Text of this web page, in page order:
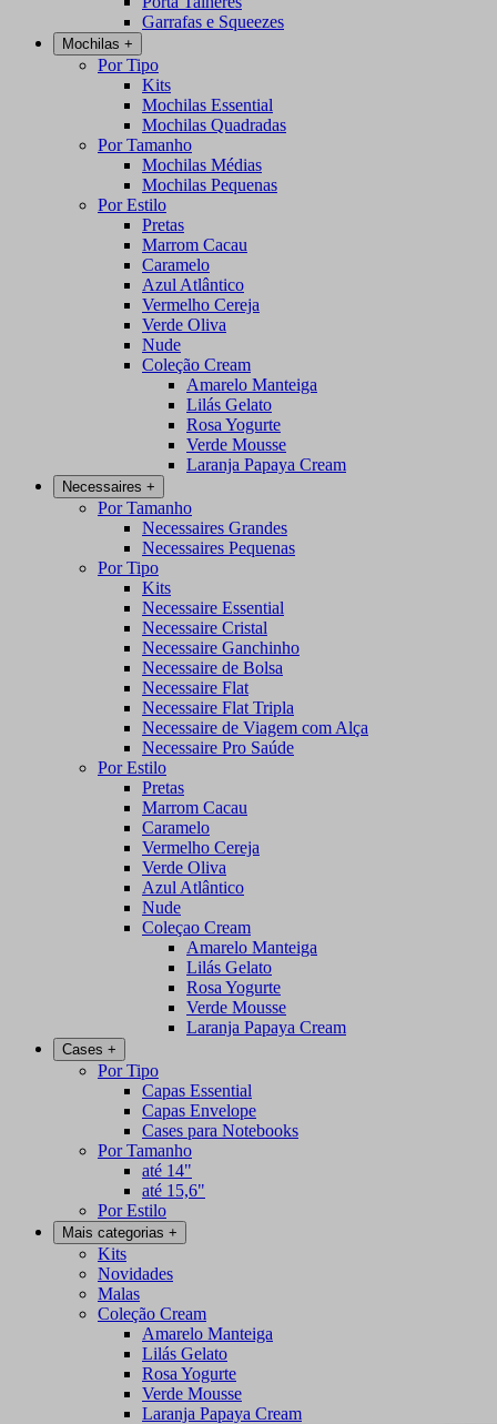
Garrafas e Squeezes
Mochilas +
Por Tipo
Kits
Mochilas Essential
Mochilas Quadradas
Por Tamanho
Mochilas Médias
Mochilas Pequenas
Por Estilo
Pretas
Marrom Cacau
Caramelo
Azul Atlântico
Vermelho Cereja
Verde Oliva
Nude
Coleção Cream
Amarelo Manteiga
Lilás Gelato
Rosa Yogurte
Verde Mousse
Laranja Papaya Cream
Necessaires +
Por Tamanho
Necessaires Grandes
Necessaires Pequenas
Por Tipo
Kits
Necessaire Essential
Necessaire Cristal
Necessaire Ganchinho
Necessaire de Bolsa
Necessaire Flat
Necessaire Flat Tripla
Necessaire de Viagem com Alça
Necessaire Pro Saúde
Por Estilo
Pretas
Marrom Cacau
Caramelo
Vermelho Cereja
Verde Oliva
Azul Atlântico
Nude
Coleçao Cream
Amarelo Manteiga
Lilás Gelato
Rosa Yogurte
Verde Mousse
Laranja Papaya Cream
Cases +
Por Tipo
Capas Essential
Capas Envelope
Cases para Notebooks
Por Tamanho
até 14"
até 15,6"
Por Estilo
Mais categorias +
Kits
Novidades
Malas
Coleção Cream
Amarelo Manteiga
Lilás Gelato
Rosa Yogurte
Verde Mousse
Laranja Papaya Cream